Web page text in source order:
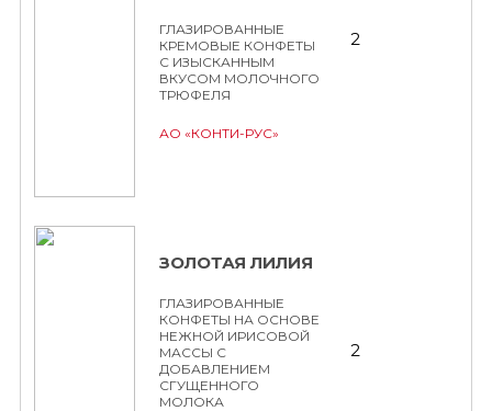
ГЛАЗИРОВАННЫЕ
КРЕМОВЫЕ КОНФЕТЫ
С ИЗЫСКАННЫМ
ВКУСОМ МОЛОЧНОГО
ТРЮФЕЛЯ
АО «КОНТИ-РУС»
2
ЗОЛОТАЯ ЛИЛИЯ
ГЛАЗИРОВАННЫЕ
КОНФЕТЫ НА ОСНОВЕ
НЕЖНОЙ ИРИСОВОЙ
МАССЫ С
ДОБАВЛЕНИЕМ
СГУЩЕННОГО
МОЛОКА
2